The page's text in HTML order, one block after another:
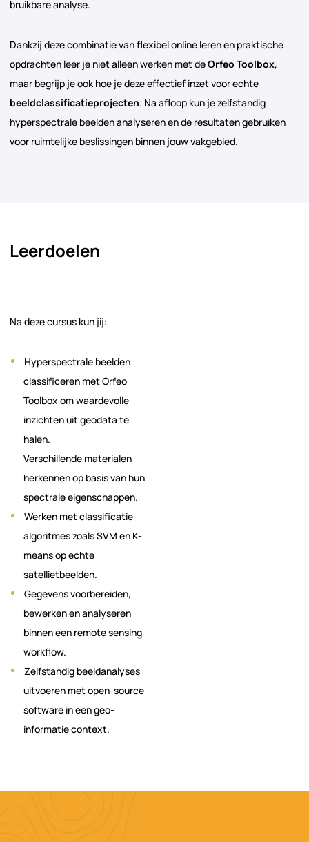
bruikbare analyse.
Dankzij deze combinatie van flexibel online leren en praktische
opdrachten leer je niet alleen werken met deOrfeo Toolbox,
maar begrijp je ook hoe je deze effectief inzet voor echte
beeldclassificatieprojecten. Na afloop kun je zelfstandig
hyperspectrale beelden analyseren en de resultaten gebruiken
voor ruimtelijke beslissingen binnen jouw vakgebied.
Leerdoelen
Na deze cursus kun jij:
Hyperspectrale beelden
classificeren met Orfeo
Toolbox om waardevolle
inzichten uit geodata te
halen.
Verschillende materialen
herkennen op basis van hun
spectrale eigenschappen.
Werken met classificatie-
algoritmes zoals SVM en K-
means op echte
satellietbeelden.
Gegevens voorbereiden,
bewerken en analyseren
binnen een remote sensing
workflow.
Zelfstandig beeldanalyses
uitvoeren met open-source
software in een geo-
informatie context.